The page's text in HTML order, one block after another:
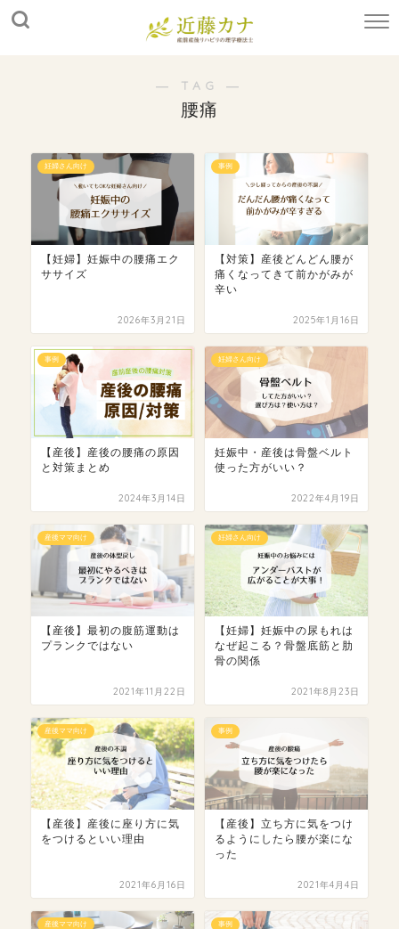
― TAG ―
腰痛
妊婦さん向け
【妊婦】妊娠中の腰痛エク
ササイズ
2026年3月21日
事例
【対策】産後どんどん腰が
痛くなってきて前かがみが
辛い
2025年1月16日
事例
【産後】産後の腰痛の原因
と対策まとめ
2024年3月14日
妊婦さん向け
妊娠中・産後は骨盤ベルト
使った方がいい？
2022年4月19日
産後ママ向け
【産後】最初の腹筋運動は
プランクではない
2021年11月22日
妊婦さん向け
【妊婦】妊娠中の尿もれは
なぜ起こる？骨盤底筋と肋
骨の関係
2021年8月23日
産後ママ向け
【産後】産後に座り方に気
をつけるといい理由
2021年6月16日
事例
【産後】立ち方に気をつけ
るようにしたら腰が楽にな
った
2021年4月4日
産後ママ向け 事例